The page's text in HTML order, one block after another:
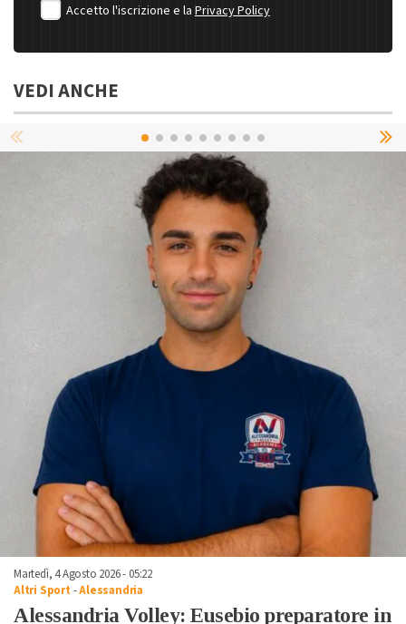
Accetto l'iscrizione e la Privacy Policy
VEDI ANCHE
Martedì, 4 Agosto 2026 - 05:22
Altri Sport -Alessandria
Alessandria Volley: Eusebio preparatore in